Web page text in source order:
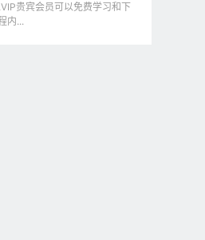
贵宾会员可以免费学习和下
内...